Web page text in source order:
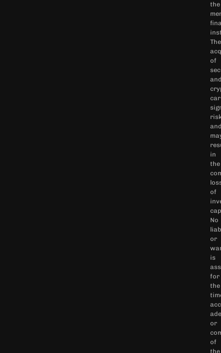
the
The
of
in
the
of
No
or
is
for
the
or
of
the